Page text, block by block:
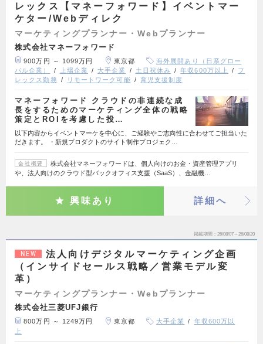
レックス【マネーフォワード】イベントマー
ケター/Webディレク
マーケティングプランナー・Webプランナー
株式会社マネーフォワード
900万円 ～ 1099万円 東京都
海外展開あり（日系グロー
バル企業）
上場企業 大手企業 土日祝休み 年収600万以上
フ
レックス勤務
リモートワーク可能 育児支援制度
マネーフォワード クラウドの非連続な成
長をするためのマーケティング全体の戦略
策定とROIを考慮した投…
以下内容からイベントマーケを中心に、ご経験やご志向性に合わせてご担当いた
だきます。 ・新規プロダクトのサイト制作プロジェク…
会社概要
株式会社マネーフォワードは、個人向けのお金・資産管理アプリ
や、法人向けのクラウド型バックオフィス支援（SaaS）、金融機…
興味あり 詳細へ
掲載期間 26/08/07～26/08/20
NEW
法人向けデジタルマーケティング企画
（インサイドセールス戦略／営業モデル変
革）
マーケティングプランナー・Webプランナー
株式会社三菱UFJ銀行
800万円 ～ 1249万円 東京都 大手企業
年収600万以
上